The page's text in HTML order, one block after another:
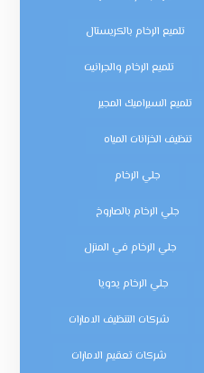
تلميع الرخام بالكريستال
تلميع الرخام والجرانيت
تلميع السيراميك المجير
تنظيف الخزانات المياه
جلي الرخام
جلي الرخام بالصاروخ
جلي الرخام في المنزل
جلي الرخام يدويا
شركات التنظيف الامارات
شركات تعقيم الامارات